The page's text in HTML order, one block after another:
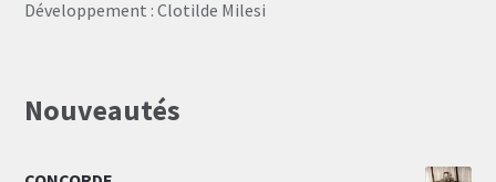
Développement : Clotilde Milesi
Nouveautés